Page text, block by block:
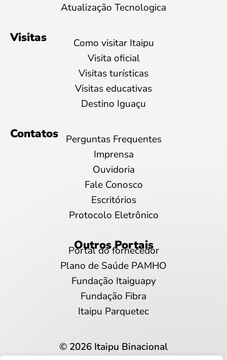
Atualização Tecnologica
Visitas
Como visitar Itaipu
Visita oficial
Visitas turísticas
Visitas educativas
Destino Iguaçu
Contatos
Perguntas Frequentes
Imprensa
Ouvidoria
Fale Conosco
Escritórios
Protocolo Eletrônico
Outros Portais
Portal do fornecedor
Plano de Saúde PAMHO
Fundação Itaiguapy
Fundação Fibra
Itaipu Parquetec
© 2026 Itaipu Binacional